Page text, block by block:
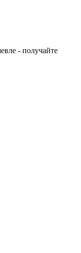
- получайте